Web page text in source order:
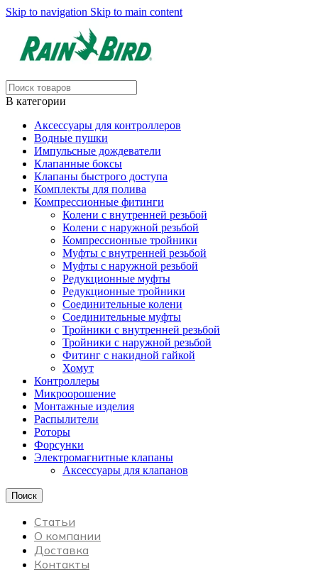
Skip to navigation Skip to main content
В категории
Аксессуары для контроллеров
Водные пушки
Импульсные дождеватели
Клапанные боксы
Клапаны быстрого доступа
Комплекты для полива
Компрессионные фитинги
Колени с внутренней резьбой
Колени с наружной резьбой
Компрессионные тройники
Муфты с внутренней резьбой
Муфты с наружной резьбой
Редукционные муфты
Редукционные тройники
Соединительные колени
Соединительные муфты
Тройники с внутренней резьбой
Тройники с наружной резьбой
Фитинг с накидной гайкой
Хомут
Контроллеры
Микроорошение
Монтажные изделия
Распылители
Роторы
Форсунки
Электромагнитные клапаны
Аксессуары для клапанов
Поиск
Статьи
О компании
Доставка
Контакты